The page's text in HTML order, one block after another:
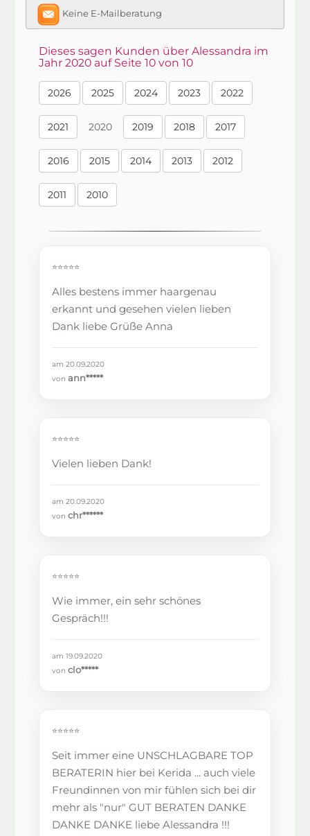
Keine E-Mailberatung
Dieses sagen Kunden über Alessandra im
Jahr 2020 auf Seite 10 von 10
2026 2025 2024 2023 2022
2021 2020 2019 2018 2017
2016 2015 2014 2013 2012
2011 2010
⭐⭐⭐⭐⭐
Alles bestens immer haargenau
erkannt und gesehen vielen lieben
Dank liebe Grüße Anna
am 20.09.2020
vonann*****
⭐⭐⭐⭐⭐
Vielen lieben Dank!
am 20.09.2020
vonchr******
⭐⭐⭐⭐⭐
Wie immer, ein sehr schönes
Gespräch!!!
am 19.09.2020
vonclo*****
⭐⭐⭐⭐⭐
Seit immer eine UNSCHLAGBARE TOP
BERATERIN hier bei Kerida ... auch viele
Freundinnen von mir fühlen sich bei dir
mehr als "nur" GUT BERATEN DANKE
DANKE DANKE liebe Alessandra !!!